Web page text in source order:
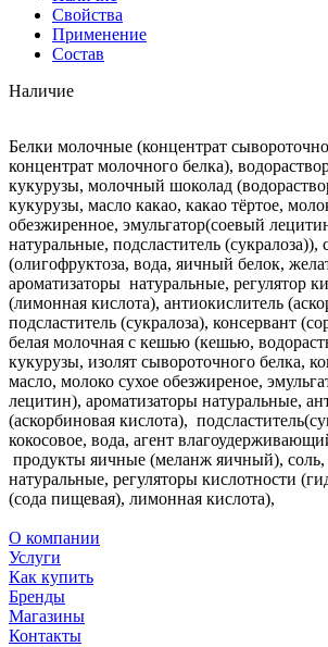
Свойства
Применение
Состав
Наличие
Белки молочные (концентрат
концентрат молочного белка),
кукурузы, молочный шоколад
кукурузы, масло какао, какао тёртое,
обезжиренное, эмульгатор(соевый
натуральные, подсластитель (сукралоза)),
(олигофруктоза, вода, яичный белок,
ароматизаторы натуральные, регулятор
(лимонная кислота), антиокислитель
подсластитель (сукралоза), консервант
белая молочная с кешью (кешью,
кукурузы, изолят сывороточного белка,
масло, молоко сухое обезжиреное,
лецитин), ароматизаторы натуральные,
(аскорбиновая кислота),
кокосовое, вода, агент
продукты яичные (меланж яичный), соль,
натуральные, регуляторы кислотности
(сода пищевая), лимонная кислота),
О компании
Услуги
Как купить
Бренды
Магазины
Контакты